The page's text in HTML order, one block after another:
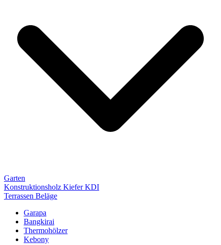
Garten
Konstruktionsholz Kiefer KDI
Terrassen Beläge
Garapa
Bangkirai
Thermohölzer
Kebony